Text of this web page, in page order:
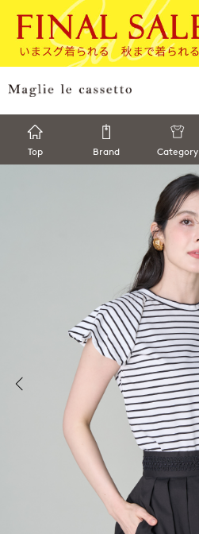
Top Brand Category